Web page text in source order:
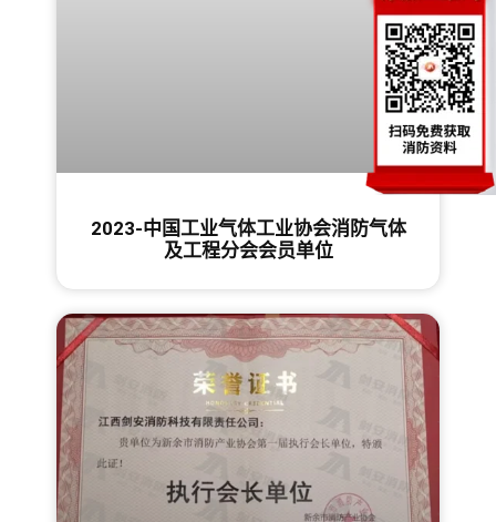
2023-中国工业气体工业协会消防气体
及工程分会会员单位